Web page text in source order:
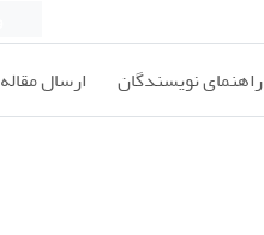
راهنمای نویسندگان ارسال مقاله